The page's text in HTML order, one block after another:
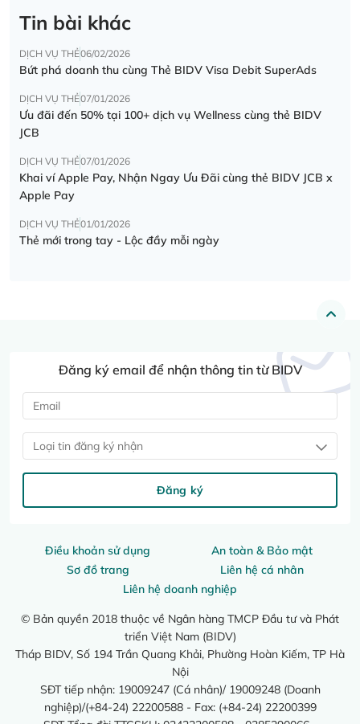
Tin bài khác
DỊCH VỤ THẺ06/02/2026
Bứt phá doanh thu cùng Thẻ BIDV Visa Debit SuperAds
DỊCH VỤ THẺ07/01/2026
Ưu đãi đến 50% tại 100+ dịch vụ Wellness cùng thẻ BIDV
JCB
DỊCH VỤ THẺ07/01/2026
Khai ví Apple Pay, Nhận Ngay Ưu Đãi cùng thẻ BIDV JCB x
Apple Pay
DỊCH VỤ THẺ01/01/2026
Thẻ mới trong tay - Lộc đầy mỗi ngày
Điều khoản sử dụng
An toàn & Bảo mật
Sơ đồ trang
Liên hệ cá nhân
Liên hệ doanh nghiệp
© Bản quyền 2018 thuộc về Ngân hàng TMCP Đầu tư và Phát
triển Việt Nam (BIDV)
Tháp BIDV, Số 194 Trần Quang Khải, Phường Hoàn Kiếm, TP Hà
Nội
SĐT tiếp nhận: 19009247 (Cá nhân)/ 19009248 (Doanh
nghiệp)/(+84-24) 22200588 - Fax: (+84-24) 22200399
Đăng ký email để nhận thông tin từ BIDV
Loại tin đăng ký nhận
Đăng ký